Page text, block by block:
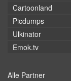
Cartoonland
Picdumps
Ulkinator
Emok.tv
Alle Partner